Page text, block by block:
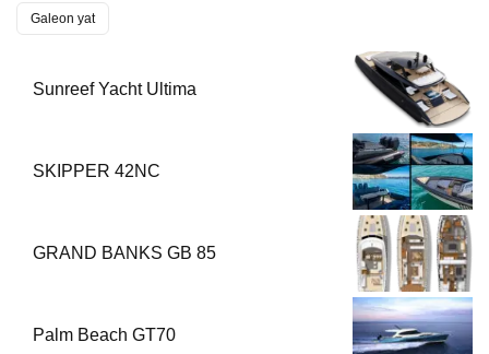
Galeon yat
Sunreef Yacht Ultima
SKIPPER 42NC
GRAND BANKS GB 85
Palm Beach GT70